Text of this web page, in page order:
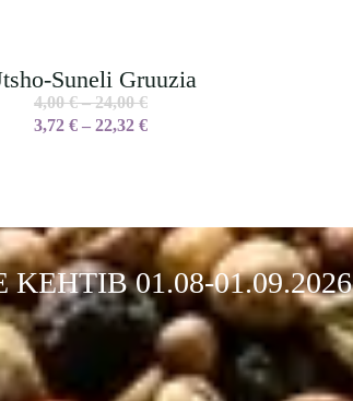
Suneli Gruuzia
4,00€ – 24,00€
3,72 € – 22,32 €
01.08-01.09.2026